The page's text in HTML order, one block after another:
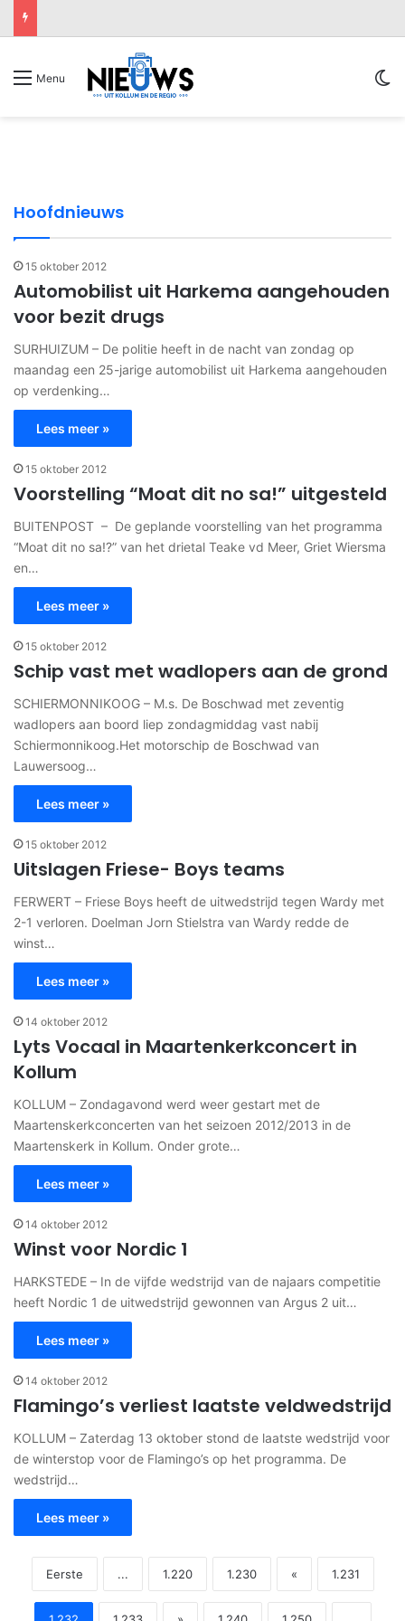
Menu
Regionaal
zorgen voor feestelijke zaterdagmorgen in
Regionaal
Regionaal
Regen gooit roet in het eten bij Mega Foute
Hoofdnieuws
15 oktober 2012
Automobilist uit Harkema aangehouden
voor bezit drugs
SURHUIZUM – De politie heeft in de nacht van zondag op
maandag een 25-jarige automobilist uit Harkema aangehouden
op verdenking…
Lees meer »
15 oktober 2012
Voorstelling “Moat dit no sa!” uitgesteld
BUITENPOST – De geplande voorstelling van het programma
“Moat dit no sa!?” van het drietal Teake vd Meer, Griet Wiersma
en…
Lees meer »
15 oktober 2012
Schip vast met wadlopers aan de grond
SCHIERMONNIKOOG – M.s. De Boschwad met zeventig
wadlopers aan boord liep zondagmiddag vast nabij
Schiermonnikoog.Het motorschip de Boschwad van
Lauwersoog…
Lees meer »
15 oktober 2012
Uitslagen Friese- Boys teams
FERWERT – Friese Boys heeft de uitwedstrijd tegen Wardy met
2-1 verloren. Doelman Jorn Stielstra van Wardy redde de
winst…
Lees meer »
14 oktober 2012
Lyts Vocaal in Maartenkerkconcert in
Kollum
KOLLUM – Zondagavond werd weer gestart met de
Maartenskerkconcerten van het seizoen 2012/2013 in de
Maartenskerk in Kollum. Onder grote…
Lees meer »
14 oktober 2012
Winst voor Nordic 1
HARKSTEDE – In de vijfde wedstrijd van de najaars competitie
heeft Nordic 1 de uitwedstrijd gewonnen van Argus 2 uit…
Lees meer »
14 oktober 2012
Flamingo’s verliest laatste veldwedstrijd
KOLLUM – Zaterdag 13 oktober stond de laatste wedstrijd voor
de winterstop voor de Flamingo’s op het programma. De
wedstrijd…
Lees meer »
Eerste ... 1.220 1.230 « 1.231